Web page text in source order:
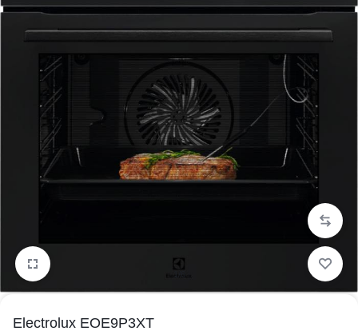
Electrolux EOE9P3XT